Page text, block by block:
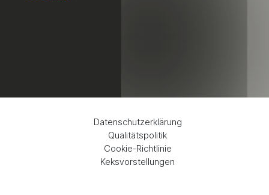
Datenschutzerklärung
Qualitätspolitik
Cookie-Richtlinie
Keksvorstellungen